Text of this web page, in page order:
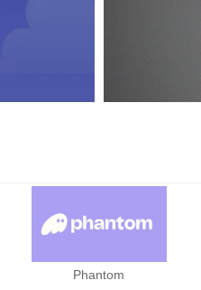
Phantom